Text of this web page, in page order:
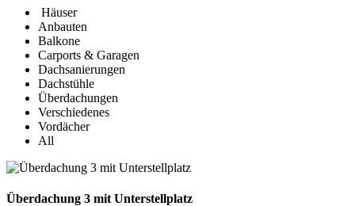
Häuser
Anbauten
Balkone
Carports & Garagen
Dachsanierungen
Dachstühle
Überdachungen
Verschiedenes
Vordächer
All
Überdachung 3 mit Unterstellplatz